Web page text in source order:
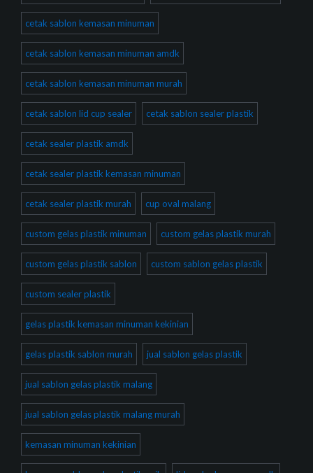
cetak sablon kemasan minuman
cetak sablon kemasan minuman amdk
cetak sablon kemasan minuman murah
cetak sablon lid cup sealer cetak sablon sealer plastik
cetak sealer plastik amdk
cetak sealer plastik kemasan minuman
cetak sealer plastik murah cup oval malang
custom gelas plastik minuman custom gelas plastik murah
custom gelas plastik sablon custom sablon gelas plastik
custom sealer plastik
gelas plastik kemasan minuman kekinian
gelas plastik sablon murah jual sablon gelas plastik
jual sablon gelas plastik malang
jual sablon gelas plastik malang murah
kemasan minuman kekinian